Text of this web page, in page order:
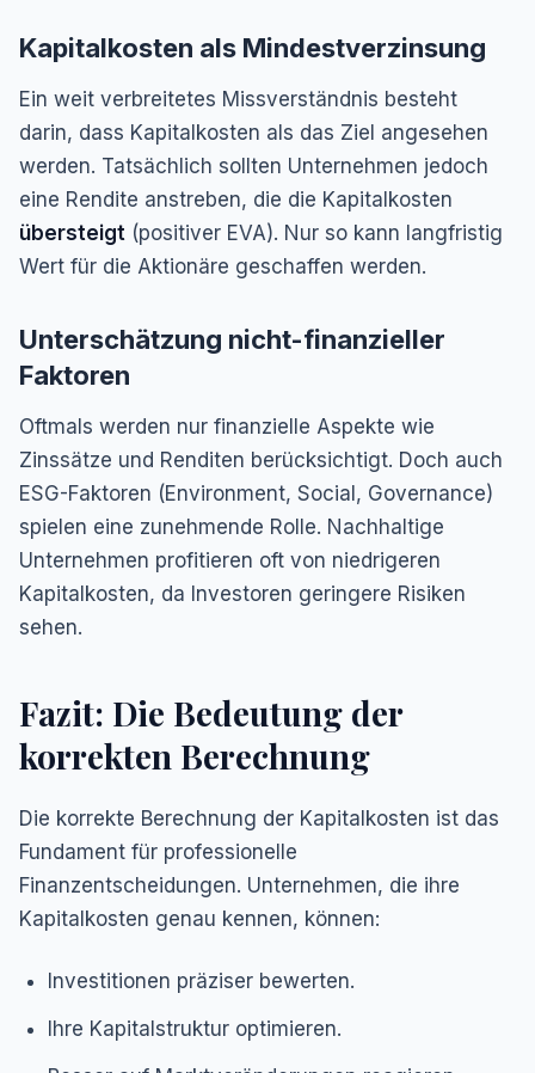
Kapitalkosten als Mindestverzinsung
Ein weit verbreitetes Missverständnis besteht
darin, dass Kapitalkosten als das Ziel angesehen
werden. Tatsächlich sollten Unternehmen jedoch
eine Rendite anstreben, die die Kapitalkosten
übersteigt (positiver EVA). Nur so kann langfristig
Wert für die Aktionäre geschaffen werden.
Unterschätzung nicht-finanzieller
Faktoren
Oftmals werden nur finanzielle Aspekte wie
Zinssätze und Renditen berücksichtigt. Doch auch
ESG-Faktoren (Environment, Social, Governance)
spielen eine zunehmende Rolle. Nachhaltige
Unternehmen profitieren oft von niedrigeren
Kapitalkosten, da Investoren geringere Risiken
sehen.
Fazit: Die Bedeutung der
korrekten Berechnung
Die korrekte Berechnung der Kapitalkosten ist das
Fundament für professionelle
Finanzentscheidungen. Unternehmen, die ihre
Kapitalkosten genau kennen, können:
Investitionen präziser bewerten.
Ihre Kapitalstruktur optimieren.